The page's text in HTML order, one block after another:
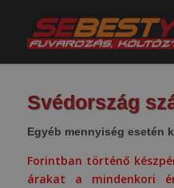
Svédország
Egyéb mennyiség esetén
Forintban történő
árakat a mindenkori